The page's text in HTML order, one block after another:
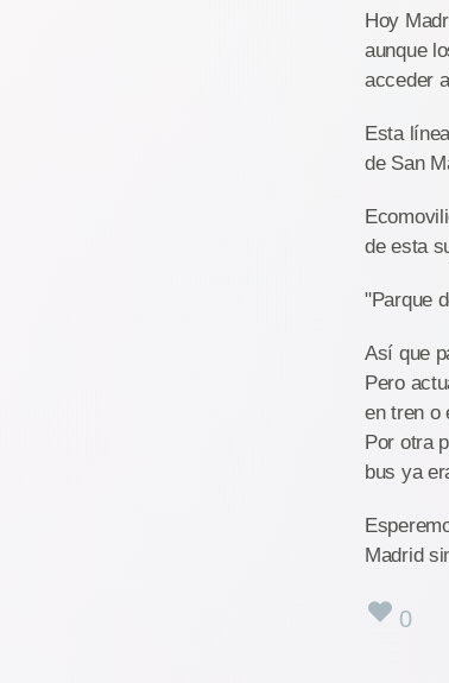
Hoy
aunque
acceder
Esta
de San
de esta
"Parque
Así que
Pero
en tren o
Por otra
bus ya
Madrid
0